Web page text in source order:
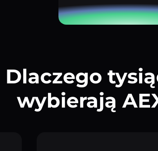
Dlaczego
wybierają